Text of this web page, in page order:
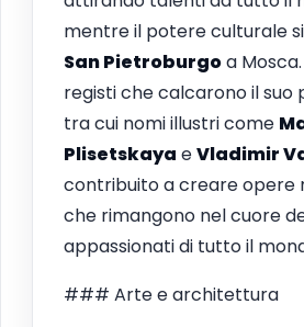
mentre il potere culturale
San Pietroburgoa
registi che calcarono il suo
tra cui nomi illustri come
Plisetskaya eVladimir
contribuito a creare opere
che rimangono nel cuore
appassionati di tutto il
### Arte e architettura